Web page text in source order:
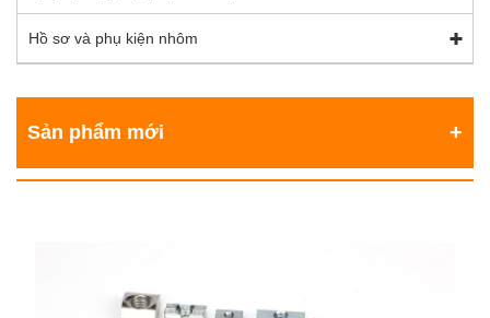
Hồ sơ và phụ kiện nhôm
Sản phẩm mới